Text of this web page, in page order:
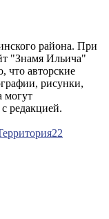
района. При
"Знамя Ильича"
что авторские
рисунки,
могут
редакцией.